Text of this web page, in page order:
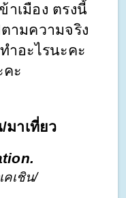
เมือง ตรงนี้
ามความจริง
ำอะไรนะคะ
คะ
มาเที่ยว
คเชิน/